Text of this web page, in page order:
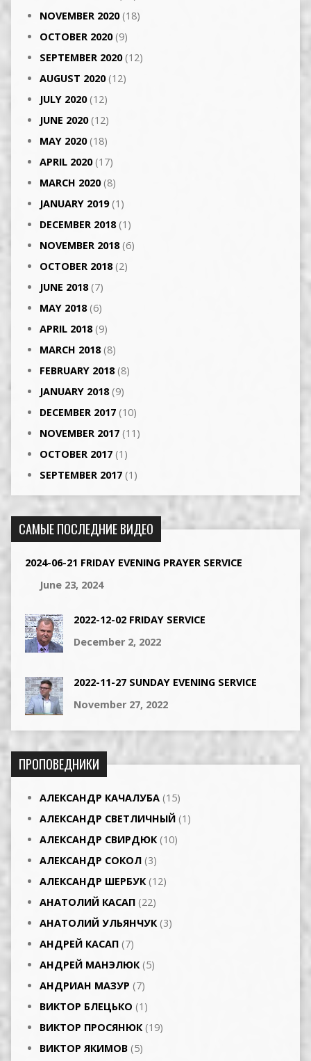
NOVEMBER 2020(18)
OCTOBER 2020(9)
SEPTEMBER 2020(12)
AUGUST 2020(12)
JULY 2020(12)
JUNE 2020(12)
MAY 2020(18)
APRIL 2020(17)
MARCH 2020(8)
JANUARY 2019(1)
DECEMBER 2018(1)
NOVEMBER 2018(6)
OCTOBER 2018(2)
JUNE 2018(7)
MAY 2018(6)
APRIL 2018(9)
MARCH 2018(8)
FEBRUARY 2018(8)
JANUARY 2018(9)
DECEMBER 2017 (10)
NOVEMBER 2017 (11)
OCTOBER 2017 (1)
SEPTEMBER 2017 (1)
САМЫЕ ПОСЛЕДНИЕ ВИДЕО
2024-06-21 FRIDAY EVENING PRAYER SERVICE
June 23, 2024
2022-12-02 FRIDAY SERVICE
December 2, 2022
2022-11-27 SUNDAY EVENING SERVICE
November 27, 2022
ПРОПОВЕДНИКИ
АЛЕКСАНДР КАЧАЛУБА (15)
АЛЕКСАНДР СВЕТЛИЧНЫЙ (1)
АЛЕКСАНДР СВИРДЮК(10)
АЛЕКСАНДР СОКОЛ (3)
АЛЕКСАНДР ШЕРБУК(12)
АНАТОЛИЙ КАСАП (22)
АНАТОЛИЙ УЛЬЯНЧУК(3)
АНДРЕЙ КАСАП (7)
АНДРЕЙ МАНЭЛЮК(5)
АНДРИАН МАЗУР (7)
ВИКТОР БЛЕЦЬКО (1)
ВИКТОР ПРОСЯНЮК(19)
ВИКТОР ЯКИМОВ (5)